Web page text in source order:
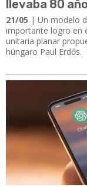
llevaba 80
21/05 | Un modelo
importante logro en
unitaria planar
húngaro Paul Erdős.